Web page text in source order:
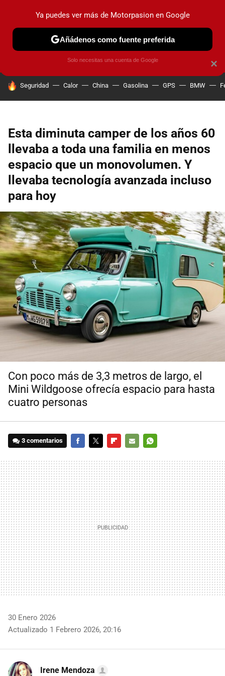
PRUEBAS COCHES ELÉCTRICOS OBSERVATORIO
HOY SE HABLA DE
Seguridad Calor China Gasolina GPS BMW
Esta diminuta camper de los años 60
llevaba a toda una familia en menos
espacio que un monovolumen. Y
llevaba tecnología avanzada incluso
para hoy
Con poco más de 3,3 metros de largo, el
Mini Wildgoose ofrecía espacio para hasta
cuatro personas
3 comentarios
MAIL
30 Enero 2026
Actualizado 1 Febrero 2026, 20:16
Irene Mendoza
×
Ya puedes ver más de Motorpasion en Google
Añádenos como fuente preferida
Solo necesitas una cuenta de Google